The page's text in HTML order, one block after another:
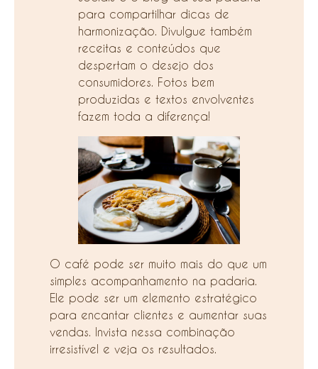
para compartilhar dicas de
harmonização. Divulgue também
receitas e conteúdos que
despertam o desejo dos
consumidores. Fotos bem
produzidas e textos envolventes
fazem toda a diferença!
O café pode ser muito mais do que um
simples acompanhamento na padaria.
Ele pode ser um elemento estratégico
para encantar clientes e aumentar suas
vendas. Invista nessa combinação
irresistível e veja os resultados.